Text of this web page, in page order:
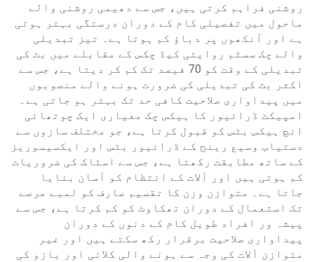
روشنی فراہم کرتی ہیں، جس سے دھیمی روشنی والے
ماحول میں تفصیلی کام کے دوران درستگی بہتر ہوتی
ہے اور آنکھوں پر دباؤ کم ہوتا ہے۔ تیز تبدیلی
والے چک سسٹم روایتی کیڈ چکس کے مقابلے میں بٹ کی
تبدیلی کے وقت کو 70 فیصد تک کم کر دیتا ہے، جس سے
اکثر بٹ کی تبدیلی کی ضرورت ہونے والے منصوبوں
میں پیداواری صلاحیت کافی حد تک بہتر ہو جاتی ہے۔
امپیکٹ ڈرائیور کا ہیکس چک معیاری ایک چوتھائی
انچ ہیکس بٹس کو قبول کرتا ہے، جو مختلف سازوں سے
دستیاب وسیع رینج کے ڈرائیور بٹس اور ایکسیسوریز
کے ساتھ مطابقت رکھتا ہے، جس سے اسٹاک کی ضروریات
کم ہوتی ہیں اور آلات کے انتظام کو آسان بنایا
جاتا ہے۔ متوازن وزن کا تقسیم صارف کو لمبے عرصے
تک استعمال کے دوران تھکاوٹ کو کم کرتا ہے، جس سے
پیشہ ور افراد طویل کام کے دنوں کے دوران
پیداواری صلاحیت برقرار رکھ سکتے ہیں اور غیر
متوازن آلات کی وجہ سے ہونے والی کلائی اور بازو کی